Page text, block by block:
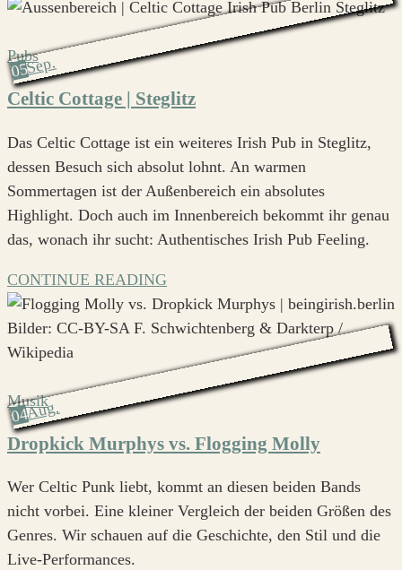
05Sep.
Pubs
Celtic Cottage | Steglitz
Das Celtic Cottage ist ein weiteres Irish Pub in Steglitz,
dessen Besuch sich absolut lohnt. An warmen
Sommertagen ist der Außenbereich ein absolutes
Highlight. Doch auch im Innenbereich bekommt ihr genau
das, wonach ihr sucht: Authentisches Irish Pub Feeling.
CONTINUE READING
04Aug.
Musik
Dropkick Murphys vs. Flogging Molly
Wer Celtic Punk liebt, kommt an diesen beiden Bands
nicht vorbei. Eine kleiner Vergleich der beiden Größen des
Genres. Wir schauen auf die Geschichte, den Stil und die
Live-Performances.